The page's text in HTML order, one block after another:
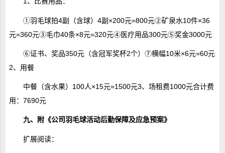
①羽毛球拍4副（含球）4副×200元=800元②矿泉水10件×36
元=360元③毛巾40条×8元=320元④医疗用品300元⑤奖金3000元
⑥证书、奖品350元（含冠军奖杯2个）⑦横幅10米×6元=60元
2、用餐
中餐（含水果）100人×15元=1500元3、场租费1000元合计费
用：7690元
九、附《公司羽毛球活动后勤保障及应急预案》
扩展阅读：